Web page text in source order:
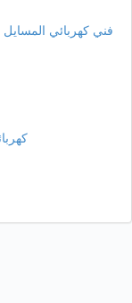
2. فني كهربائي
7.